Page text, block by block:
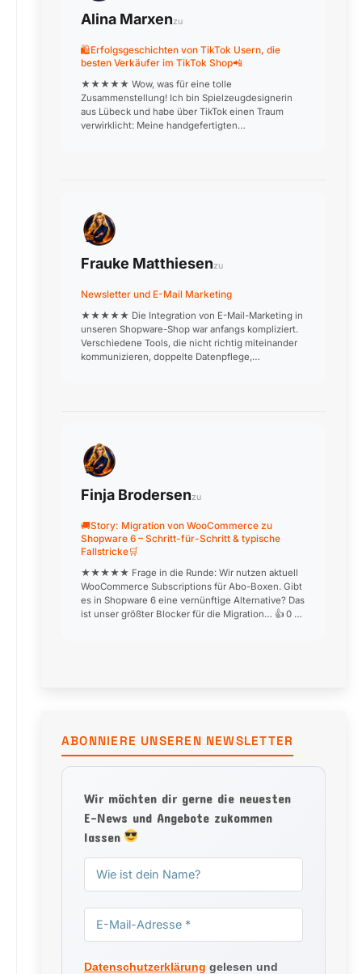
Alina Marxenzu
🛍️Erfolgsgeschichten von TikTok Usern, die
besten Verkäufer im TikTok Shop📲
★★★★★ Wow, was für eine tolle
Zusammenstellung! Ich bin Spielzeugdesignerin
aus Lübeck und habe über TikTok einen Traum
verwirklicht: Meine handgefertigten
Frauke Matthiesenzu
Newsletter und E-Mail Marketing
★★★★★ Die Integration von E-Mail-Marketing in
unseren Shopware-Shop war anfangs kompliziert.
Verschiedene Tools, die nicht richtig miteinander
kommunizieren, doppelte Datenpflege,
Finja Brodersenzu
🚚Story: Migration von WooCommerce zu
Shopware 6 – Schritt-für-Schritt & typische
Fallstricke🛒
★★★★★ Frage in die Runde: Wir nutzen aktuell
WooCommerce Subscriptions für Abo-Boxen. Gibt
es in Shopware 6 eine vernünftige Alternative? Das
ist unser größter Blocker für die Migration… 👍 0 ❤️
ABONNIERE UNSEREN NEWSLETTER
Wir möchten dir gerne die neuesten
E-News und Angebote zukommen
lassen
Datenschutzerklärung gelesen und